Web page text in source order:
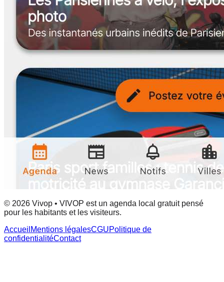
© 2026 Vivop • VIVOP est un agenda local gratuit pensé
pour les habitants et les visiteurs.
Accueil Mentions légalesCGUPolitique de
confidentialitéContact